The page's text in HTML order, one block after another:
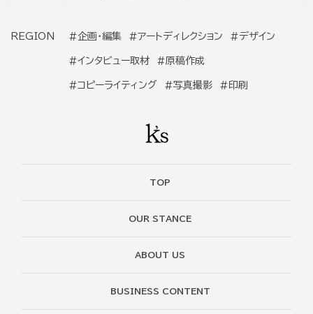
REGION #企画・編集 #アートディレクション #デザイン
#インタビュー取材 #原稿作成
#コピーライティング #写真撮影 #印刷
TOP
OUR STANCE
ABOUT US
BUSINESS CONTENT